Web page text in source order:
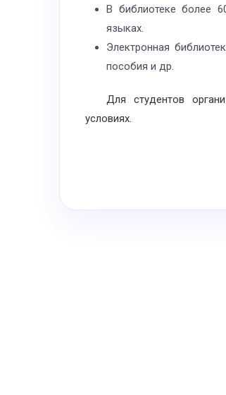
В библиотеке более
языках.
Электронная
пособия и др.
Для студентов
условиях.